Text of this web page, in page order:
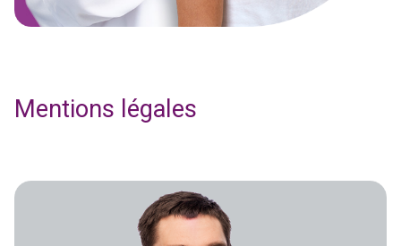
Mentions légales